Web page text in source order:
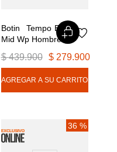
Botin  Tempo Exp
Mid Wp Hombre
$ 439.900 $ 279.900
36 %